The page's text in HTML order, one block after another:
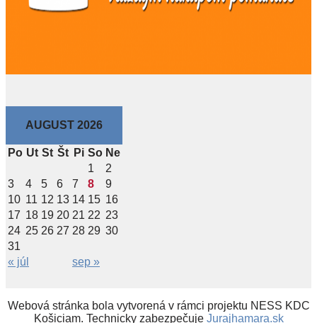
AUGUST 2026
Po Ut St Št Pi So Ne
1
2
3
4 5 6 7 8
9
10 11 12 13 14 15 16
17 18 19 20 21 22 23
24 25 26 27 28 29 30
31
« júl
sep »
Webová stránka bola vytvorená v rámci projektu NESS KDC
Košiciam. Technicky zabezpečuje Jurajhamara.sk